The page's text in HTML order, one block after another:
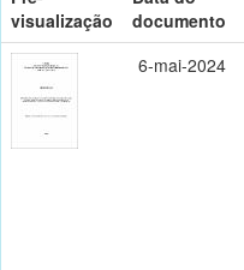
visualização
documento
6-mai-2024